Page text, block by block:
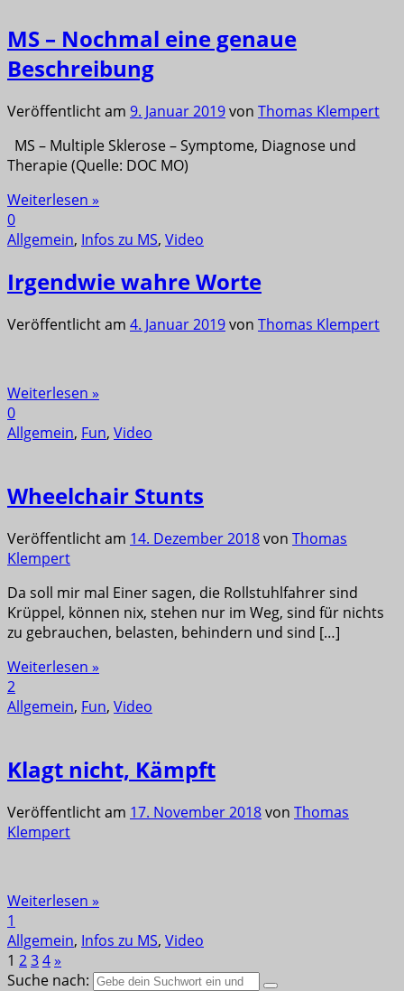
MS – Nochmal eine genaue
Beschreibung
Veröffentlicht am 9. Januar 2019von Thomas Klempert
MS – Multiple Sklerose – Symptome, Diagnose und
Therapie (Quelle: DOC MO)
Weiterlesen »
0
Allgemein, Infos zu MS, Video
Irgendwie wahre Worte
Veröffentlicht am 4. Januar 2019von Thomas Klempert
Weiterlesen »
0
Allgemein, Fun, Video
Wheelchair Stunts
Veröffentlicht am 14. Dezember 2018von Thomas
Klempert
Da soll mir mal Einer sagen, die Rollstuhlfahrer sind
Krüppel, können nix, stehen nur im Weg, sind für nichts
zu gebrauchen, belasten, behindern und sind […]
Weiterlesen »
2
Allgemein, Fun, Video
Klagt nicht, Kämpft
Veröffentlicht am 17. November 2018von Thomas
Klempert
Weiterlesen »
1
Allgemein, Infos zu MS, Video
1 234»
Suche nach: